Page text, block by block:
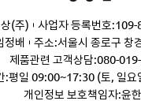
원
(주)
사업자 등록번호
정배
주소:서울시 종로구 창
제품관련 고객상담:080-
:평일 09:00~17:30 (토, 일요
개인정보 보호책임자:윤